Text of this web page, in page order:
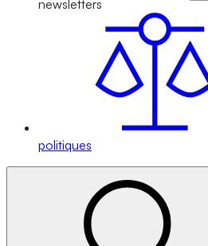
newsletters
politiques